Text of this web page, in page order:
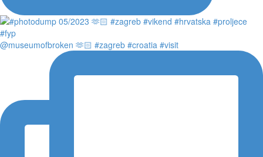
@museumofbroken 🫶🏻 #zagreb #croatia #visit